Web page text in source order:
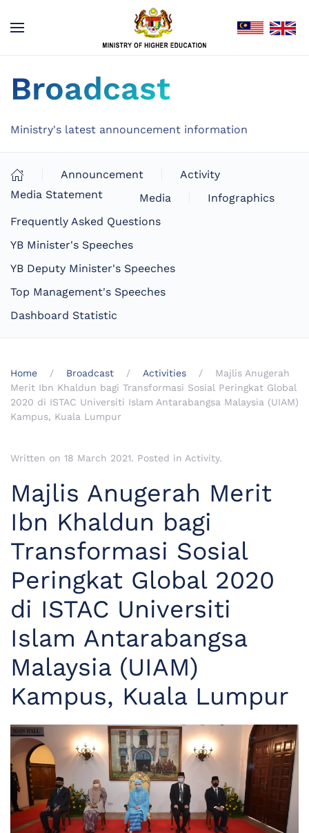
Broadcast
Ministry's latest announcement information
Announcement
Activity
Media Statement
Media
Infographics
Frequently Asked Questions
YB Minister's Speeches
YB Deputy Minister's Speeches
Top Management's Speeches
Dashboard Statistic
Home Broadcast Activities
Majlis Anugerah
Merit Ibn Khaldun bagi Transformasi Sosial Peringkat Global
2020 di ISTAC Universiti Islam Antarabangsa Malaysia (UIAM)
Kampus, Kuala Lumpur
Written on 18 March 2021. Posted in Activity.
Majlis Anugerah Merit
Ibn Khaldun bagi
Transformasi Sosial
Peringkat Global 2020
di ISTAC Universiti
Islam Antarabangsa
Malaysia (UIAM)
Kampus, Kuala Lumpur